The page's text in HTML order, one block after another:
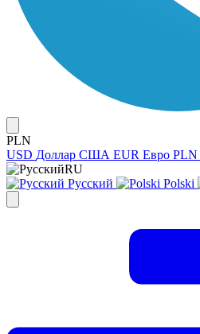
PLN
USD Доллар США EUR Евро PLN
RU
Русский
Polski